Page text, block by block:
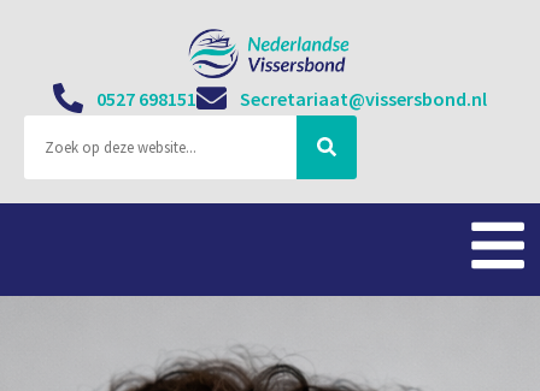
0527 698151 Secretariaat@vissersbond.nl